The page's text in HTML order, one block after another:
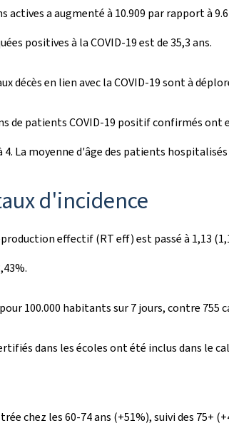
a augmenté à 10.909 par rapport à
positives à la COVID-19 est de 35,3 ans.
décès en lien avec la COVID-19 sont à
de patients COVID-19 positif confirmés
La moyenne d'âge des patients hospitalisés
d'incidence
effectif (RT eff) est passé à 1,13
100.000 habitants sur 7 jours, contre
dans les écoles ont été inclus dans le
chez les 60-74 ans (+51%), suivi des 75+